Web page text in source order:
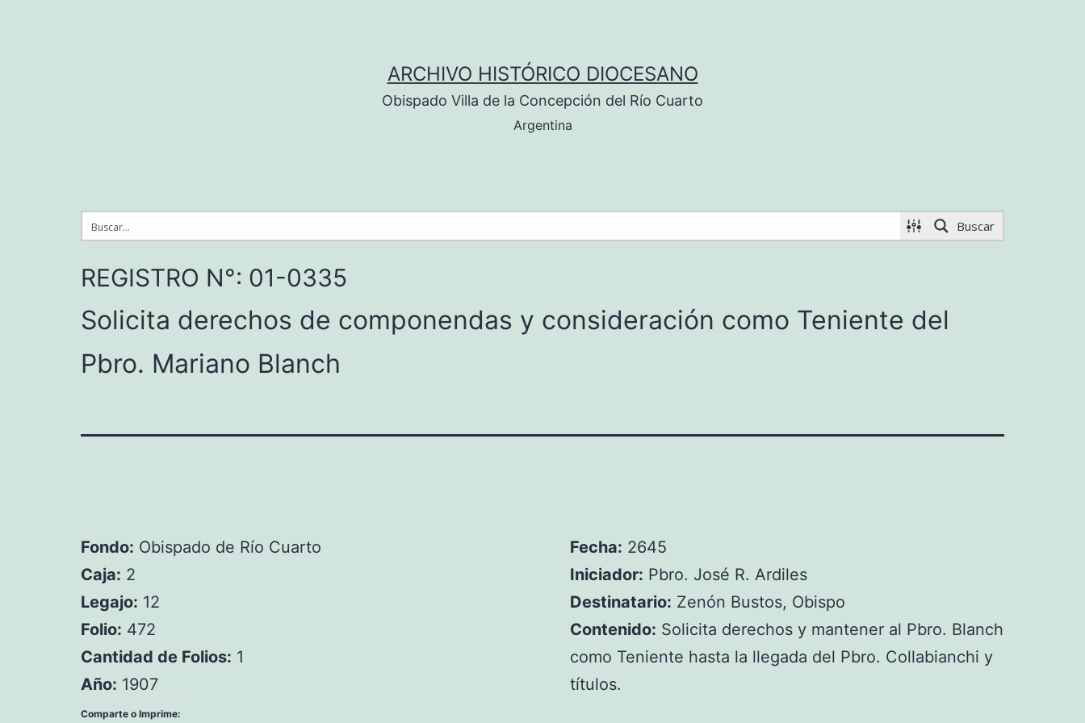
ARCHIVO HISTÓRICO DIOCESANO
Obispado Villa de la Concepción del Río Cuarto
Argentina
Buscar
REGISTRO N°: 01-0335
Solicita derechos de componendas y consideración como Teniente del
Pbro. Mariano Blanch
Fondo: Obispado de Río Cuarto
Caja: 2
Legajo: 12
Folio: 472
Cantidad de Folios: 1
Año: 1907
Fecha: 2645
Iniciador: Pbro. José R. Ardiles
Destinatario: Zenón Bustos, Obispo
Contenido: Solicita derechos y mantener al Pbro. Blanch
como Teniente hasta la llegada del Pbro. Collabianchi y
títulos.
Comparte o Imprime: